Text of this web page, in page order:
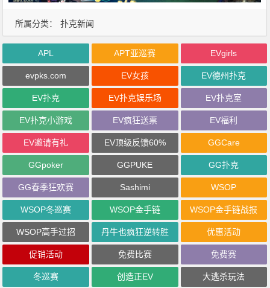
所属分类： 扑克新闻
APL APT亚巡赛 EVgirls
evpks.com EV女孩 EV德州扑克
EV扑克 EV扑克娱乐场 EV扑克室
EV扑克小游戏 EV疯狂送票 EV福利
EV邀请有礼 EV顶级反馈60% GGCare
GGpoker GGPUKE GG扑克
GG春季狂欢赛 Sashimi WSOP
WSOP冬巡赛 WSOP金手链 WSOP金手链战报
WSOP高手过招 丹牛也疯狂逆转胜 优惠活动
促销活动 免费比赛 免费赛
冬巡赛 创造正EV 大逃杀玩法